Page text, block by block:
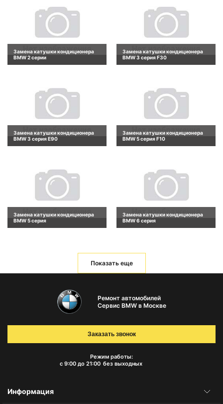
Замена катушки кондиционера
BMW 2 серии
Замена катушки кондиционера
BMW 3 серия F30
Замена катушки кондиционера
BMW 3 серия E90
Замена катушки кондиционера
BMW 5 серия F10
Замена катушки кондиционера
BMW 5 серия
Замена катушки кондиционера
BMW 6 серия
Показать еще
Ремонт автомобилей
Сервис BMW в Москве
Режим работы:
с 9:00 до 21:00 без выходных
Заказать звонок
Информация